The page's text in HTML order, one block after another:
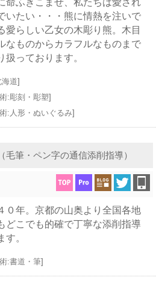
いたい・・・熊に情熱を注いで
愛らしい乙女の木彫り熊。木目
なものからカラフルなものまで
扱っております。
道]
:彫刻・彫塑]
:人形・ぬいぐるみ]
毛筆・ペン字の通信添削指導）
０年。京都の山奥より全国各地
どこでも的確で丁寧な添削指導
す。
:書道・筆]